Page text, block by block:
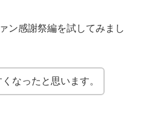
ン感謝祭編を試してみまし
なったと思います。